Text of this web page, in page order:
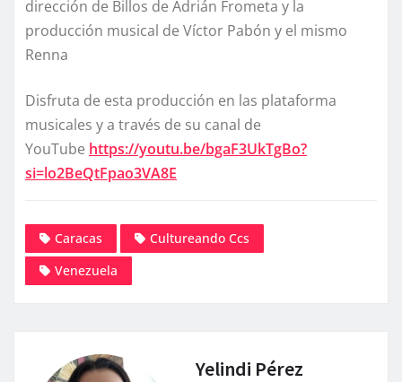
dirección de Billos de Adrián Frometa y la
producción musical de Víctor Pabón y el mismo
Renna
Disfruta de esta producción en las plataforma
musicales y a través de su canal de
YouTube https://youtu.be/bgaF3UkTgBo?
si=lo2BeQtFpao3VA8E
Caracas
Cultureando Ccs
Venezuela
Yelindi Pérez